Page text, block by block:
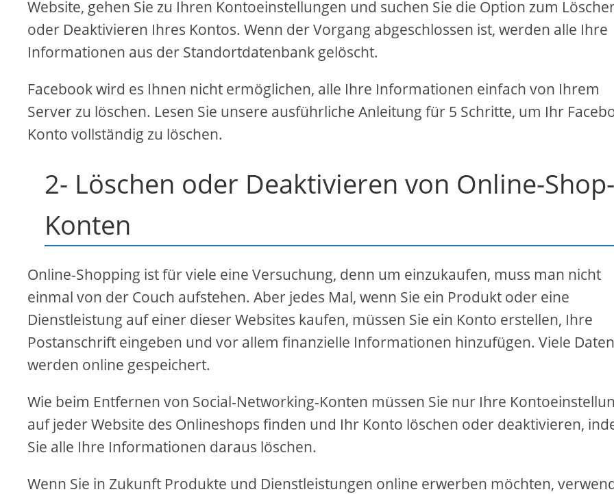
Website, gehen Sie zu Ihren Kontoeinstellungen und suchen Sie die Option zum
oder Deaktivieren Ihres Kontos. Wenn der Vorgang abgeschlossen ist, werden alle Ihre
Informationen aus der Standortdatenbank gelöscht.
Facebook wird es Ihnen nicht ermöglichen, alle Ihre Informationen einfach von Ihrem
Server zu löschen. Lesen Sie unsere ausführliche Anleitung für 5 Schritte, um Ihr
Konto vollständig zu löschen.
2- Löschen oder Deaktivieren von Online-Shop-
Konten
Online-Shopping ist für viele eine Versuchung, denn um einzukaufen, muss man nicht
einmal von der Couch aufstehen. Aber jedes Mal, wenn Sie ein Produkt oder eine
Dienstleistung auf einer dieser Websites kaufen, müssen Sie ein Konto erstellen, Ihre
Postanschrift eingeben und vor allem finanzielle Informationen hinzufügen. Viele Daten
werden online gespeichert.
Wie beim Entfernen von Social-Networking-Konten müssen Sie nur Ihre
auf jeder Website des Onlineshops finden und Ihr Konto löschen oder deaktivieren,
Sie alle Ihre Informationen daraus löschen.
Wenn Sie in Zukunft Produkte und Dienstleistungen online erwerben möchten,